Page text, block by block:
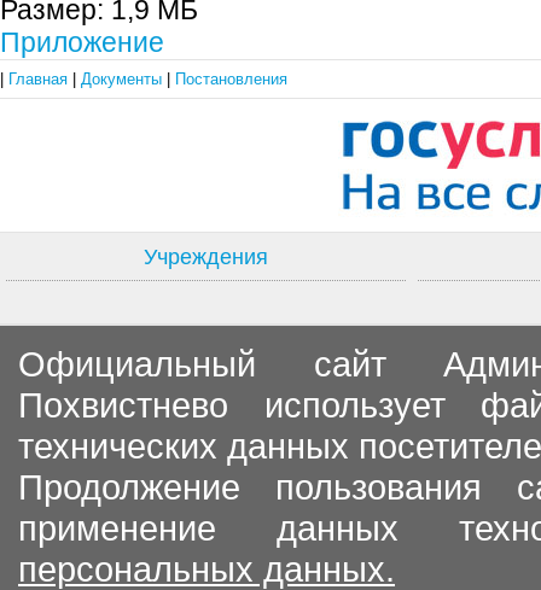
Размер: 1,9 МБ
Приложение
Главная Документы Постановления
Учреждения
Официальный сайт
Похвистнево использует
технических данных
Продолжение пользования
применение данных
персональных данных.